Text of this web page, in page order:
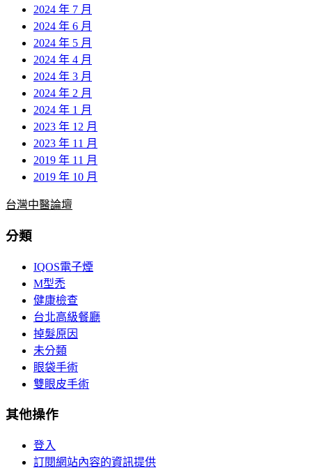
2024 年 7 月
2024 年 6 月
2024 年 5 月
2024 年 4 月
2024 年 3 月
2024 年 2 月
2024 年 1 月
2023 年 12 月
2023 年 11 月
2019 年 11 月
2019 年 10 月
台灣中醫論壇
分類
IQOS電子煙
M型禿
健康檢查
台北高級餐廳
掉髮原因
未分類
眼袋手術
雙眼皮手術
其他操作
登入
訂閱網站內容的資訊提供